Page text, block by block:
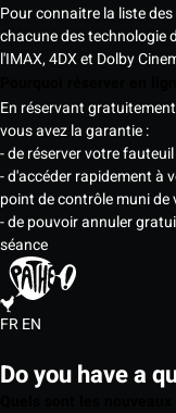
Pour connaitre la liste
chacune des technologie
l'IMAX, 4DX et Dolby
En réservant
vous avez la garantie :
- de réserver votre
- d'accéder rapidement à
point de contrôle muni de
- de pouvoir annuler
séance
FREN
Do you have a